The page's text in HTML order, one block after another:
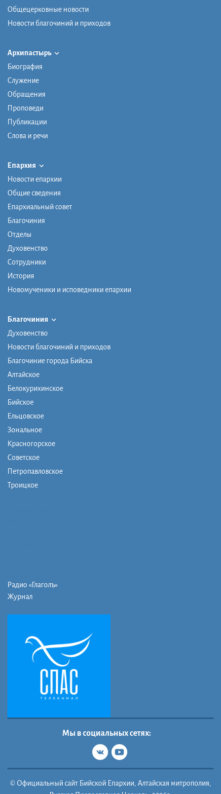
Общецерковные новости
Новости благочиний и приходов
Архипастырь
Биография
Служение
Обращения
Проповеди
Публикации
Слова и речи
Епархия
Новости епархии
Общие сведения
Епархиальный совет
Благочиния
Отделы
Духовенство
Сотрудники
История
Новомученики и исповедники епархии
Благочиния
Духовенство
Новости благочиний и приходов
Благочиние города Бийска
Алтайское
Белокурихинское
Бийское
Ельцовское
Зональное
Красногорское
Советское
Петропавловское
Троицкое
Радио «Глаголъ»
Журнал
Мы в социальных сетях:
© Официальный сайт Бийской Епархии, Алтайская митрополия,